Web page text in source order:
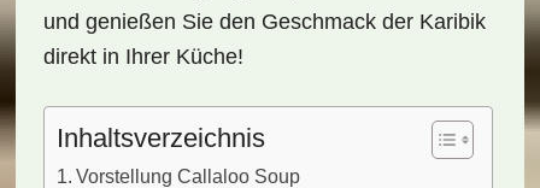
und genießen Sie den Geschmack der Karibik
direkt in Ihrer Küche!
Inhaltsverzeichnis
Vorstellung Callaloo Soup